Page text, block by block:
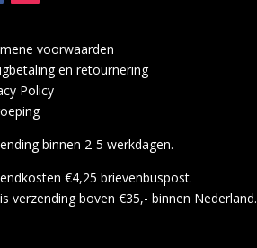
voorwaarden
en retournering
Policy
binnen 2-5 werkdagen.
€4,25 brievenbuspost.
verzending boven €35,- binnen Nederland.